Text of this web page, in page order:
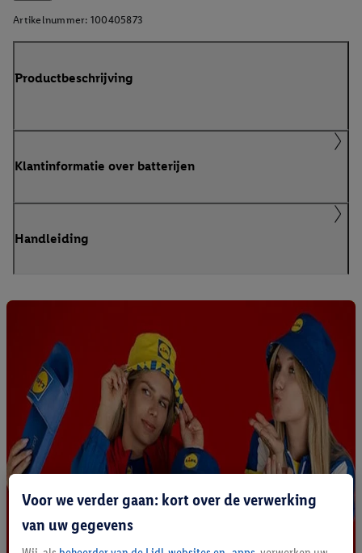
Artikelnummer: 100405873
Productbeschrijving
Klantinformatie over batterijen
Handleiding
Voor we verder gaan: kort over de verwerking
van uw gegevens